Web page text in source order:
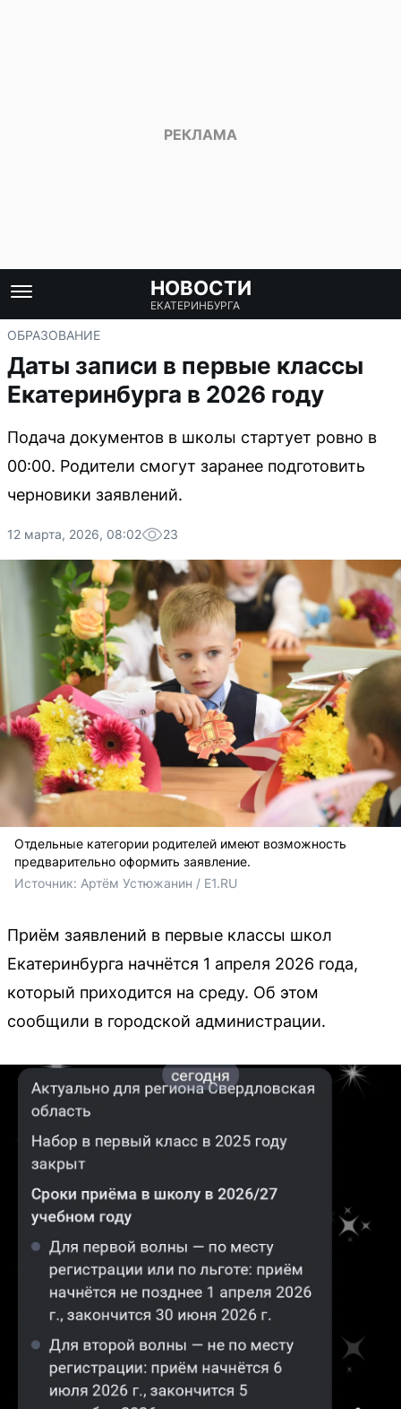
НОВОСТИ
ЕКАТЕРИНБУРГА
ОБРАЗОВАНИЕ
Даты записи в первые классы
Екатеринбурга в 2026 году
Подача документов в школы стартует ровно в
00:00. Родители смогут заранее подготовить
черновики заявлений.
12 марта, 2026, 08:02 23
Отдельные категории родителей имеют возможность
предварительно оформить заявление.
Источник: Артём Устюжанин / E1.RU
Приём заявлений в первые классы школ
Екатеринбурга начнётся 1 апреля 2026 года,
который приходится на среду. Об этом
сообщили в городской администрации.